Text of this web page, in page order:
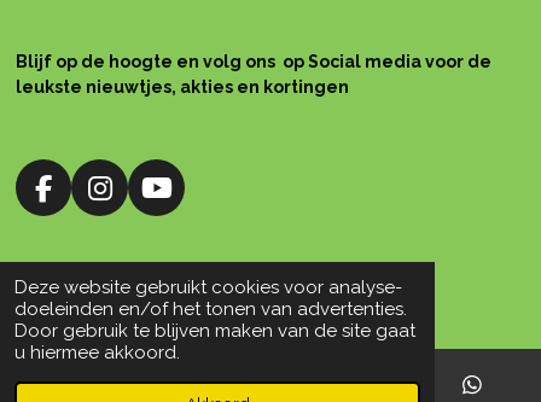
Deze website gebruikt cookies voor analyse-
doeleinden en/of het tonen van advertenties.
Door gebruik te blijven maken van de site gaat
u hiermee akkoord.
Blijf op de hoogte en volg ons op Social media voor de
leukste nieuwtjes, akties en kortingen
F
e
b
o
o
k
I
t
a
g
r
a
Y
T
u
b
e
© 2010 Silsplace Workshops